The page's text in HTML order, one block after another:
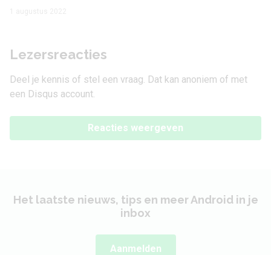
Lezersreacties
Deel je kennis of stel een vraag. Dat kan anoniem of met
een Disqus account.
Reacties weergeven
Het laatste nieuws, tips en meer Android in je
inbox
Aanmelden